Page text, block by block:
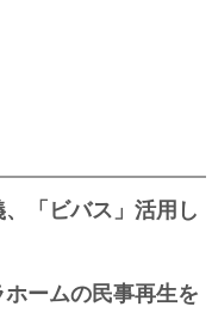
「ビバス」活用し
ームの民事再生を